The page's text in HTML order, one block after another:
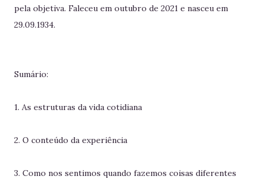
pela objetiva. Faleceu em outubro de 2021 e nasceu em
29.09.1934.
Sumário:
1. As estruturas da vida cotidiana
2. O conteúdo da experiência
3. Como nos sentimos quando fazemos coisas diferentes